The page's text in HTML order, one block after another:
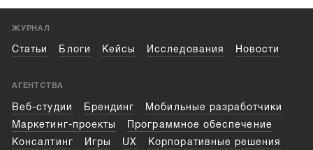
ЖУРНАЛ
Статьи Блоги Кейсы Исследования Новости
АГЕНТСТВА
Веб-студии Брендинг
Мобильные разработчики
Маркетинг-проекты
Программное обеспечение
Консалтинг
Игры UX
Корпоративные решения